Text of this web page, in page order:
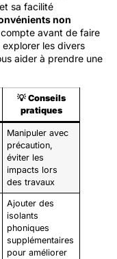
sa facilité
non
avant de faire
les divers
aider à prendre une
💡 Conseils
pratiques
Manipuler avec
précaution,
éviter les
impacts lors
des travaux
Ajouter des
isolants
phoniques
supplémentaires
pour améliorer